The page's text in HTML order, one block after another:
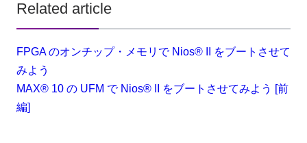
Related article
FPGA のオンチップ・メモリで Nios® II をブートさせて
みよう
MAX® 10 の UFM で Nios® II をブートさせてみよう [前
編]